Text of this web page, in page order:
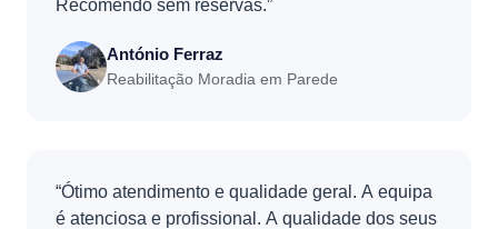
Recomendo sem reservas.”
António Ferraz
Reabilitação Moradia em Parede
“Ótimo atendimento e qualidade geral. A equipa
é atenciosa e profissional. A qualidade dos seus